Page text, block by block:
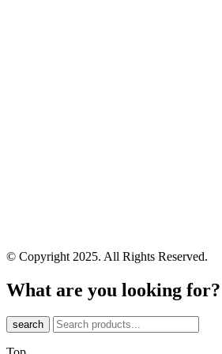
© Copyright 2025. All Rights Reserved.
What are you looking for?
search